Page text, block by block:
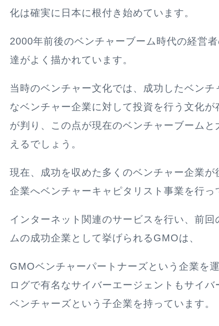
化は確実に日本に根付き始めています。
2000年前後のベンチャーブーム時代の経営
達がよく描かれています。
当時のベンチャー文化では、成功したベン
なベンチャー企業に対して投資を行う文化が
が判り、この点が現在のベンチャーブームと
えるでしょう。
現在、成功を収めた多くのベンチャー企業が
企業へベンチャーキャピタリスト事業を行っ
インターネット関連のサービスを行い、前
ムの成功企業として挙げられるGMOは、
GMOベンチャーパートナーズという企業を
ログで有名なサイバーエージェントもサイ
ベンチャーズという子企業を持っています。